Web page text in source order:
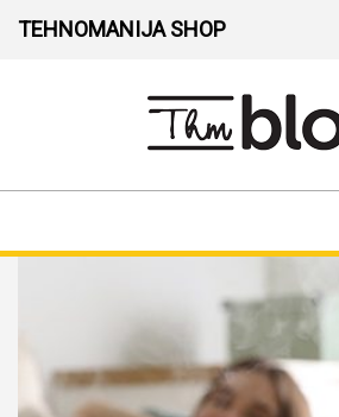
TEHNOMANIJA SHOP